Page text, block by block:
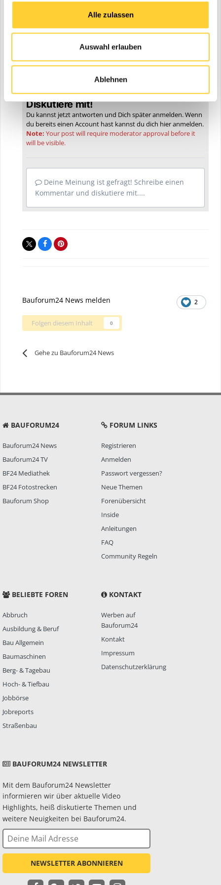
Alle zulassen
Auswahl erlauben
Ablehnen
Lieferzeitplans mittels enger bereichsübergreifender
Zusammenarbeit seine Fähigkeit unter Beweis gestellt habe, ein
sondern auch in den Sektoren öffentliche Beschaffung,
Verteidigung, Infrastrukturwiederaufbau und strategische
Diskutiere mit!
Du kannst jetzt antworten und Dich später anmelden. Wenn
du bereits einen Account hast kannst du dich hieranmelden.
Note: Your post will require moderator approval before it
will be visible.
Deine Meinung ist gefragt! Schreibe einen
Kommentar und diskutiere mit....
2
Bauforum24 News melden
Folgen diesem Inhalt 0
Gehe zu Bauforum24 News
BAUFORUM24
Bauforum24 News
Bauforum24 TV
BF24 Mediathek
BF24 Fotostrecken
Bauforum Shop
FORUM LINKS
Registrieren
Anmelden
Passwort vergessen?
Neue Themen
Forenübersicht
Inside
Anleitungen
FAQ
Community Regeln
BELIEBTE FOREN
Abbruch
Ausbildung & Beruf
Bau Allgemein
Baumaschinen
Berg- & Tagebau
Hoch- & Tiefbau
Jobbörse
Jobreports
Straßenbau
KONTAKT
Werben auf
Bauforum24
Kontakt
Impressum
Datenschutzerklärung
BAUFORUM24 NEWSLETTER
Mit dem Bauforum24 Newsletter
informieren wir über aktuelle Video
Highlights, heiß diskutierte Themen und
weitere Neuigkeiten bei Bauforum24.
NEWSLETTER ABONNIEREN